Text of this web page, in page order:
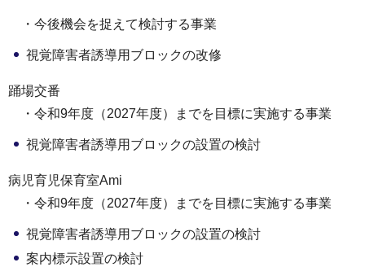
・今後機会を捉えて検討する事業
視覚障害者誘導用ブロックの改修
踊場交番
・令和9年度（2027年度）までを目標に実施する事業
視覚障害者誘導用ブロックの設置の検討
病児育児保育室Ami
・令和9年度（2027年度）までを目標に実施する事業
視覚障害者誘導用ブロックの設置の検討
案内標示設置の検討